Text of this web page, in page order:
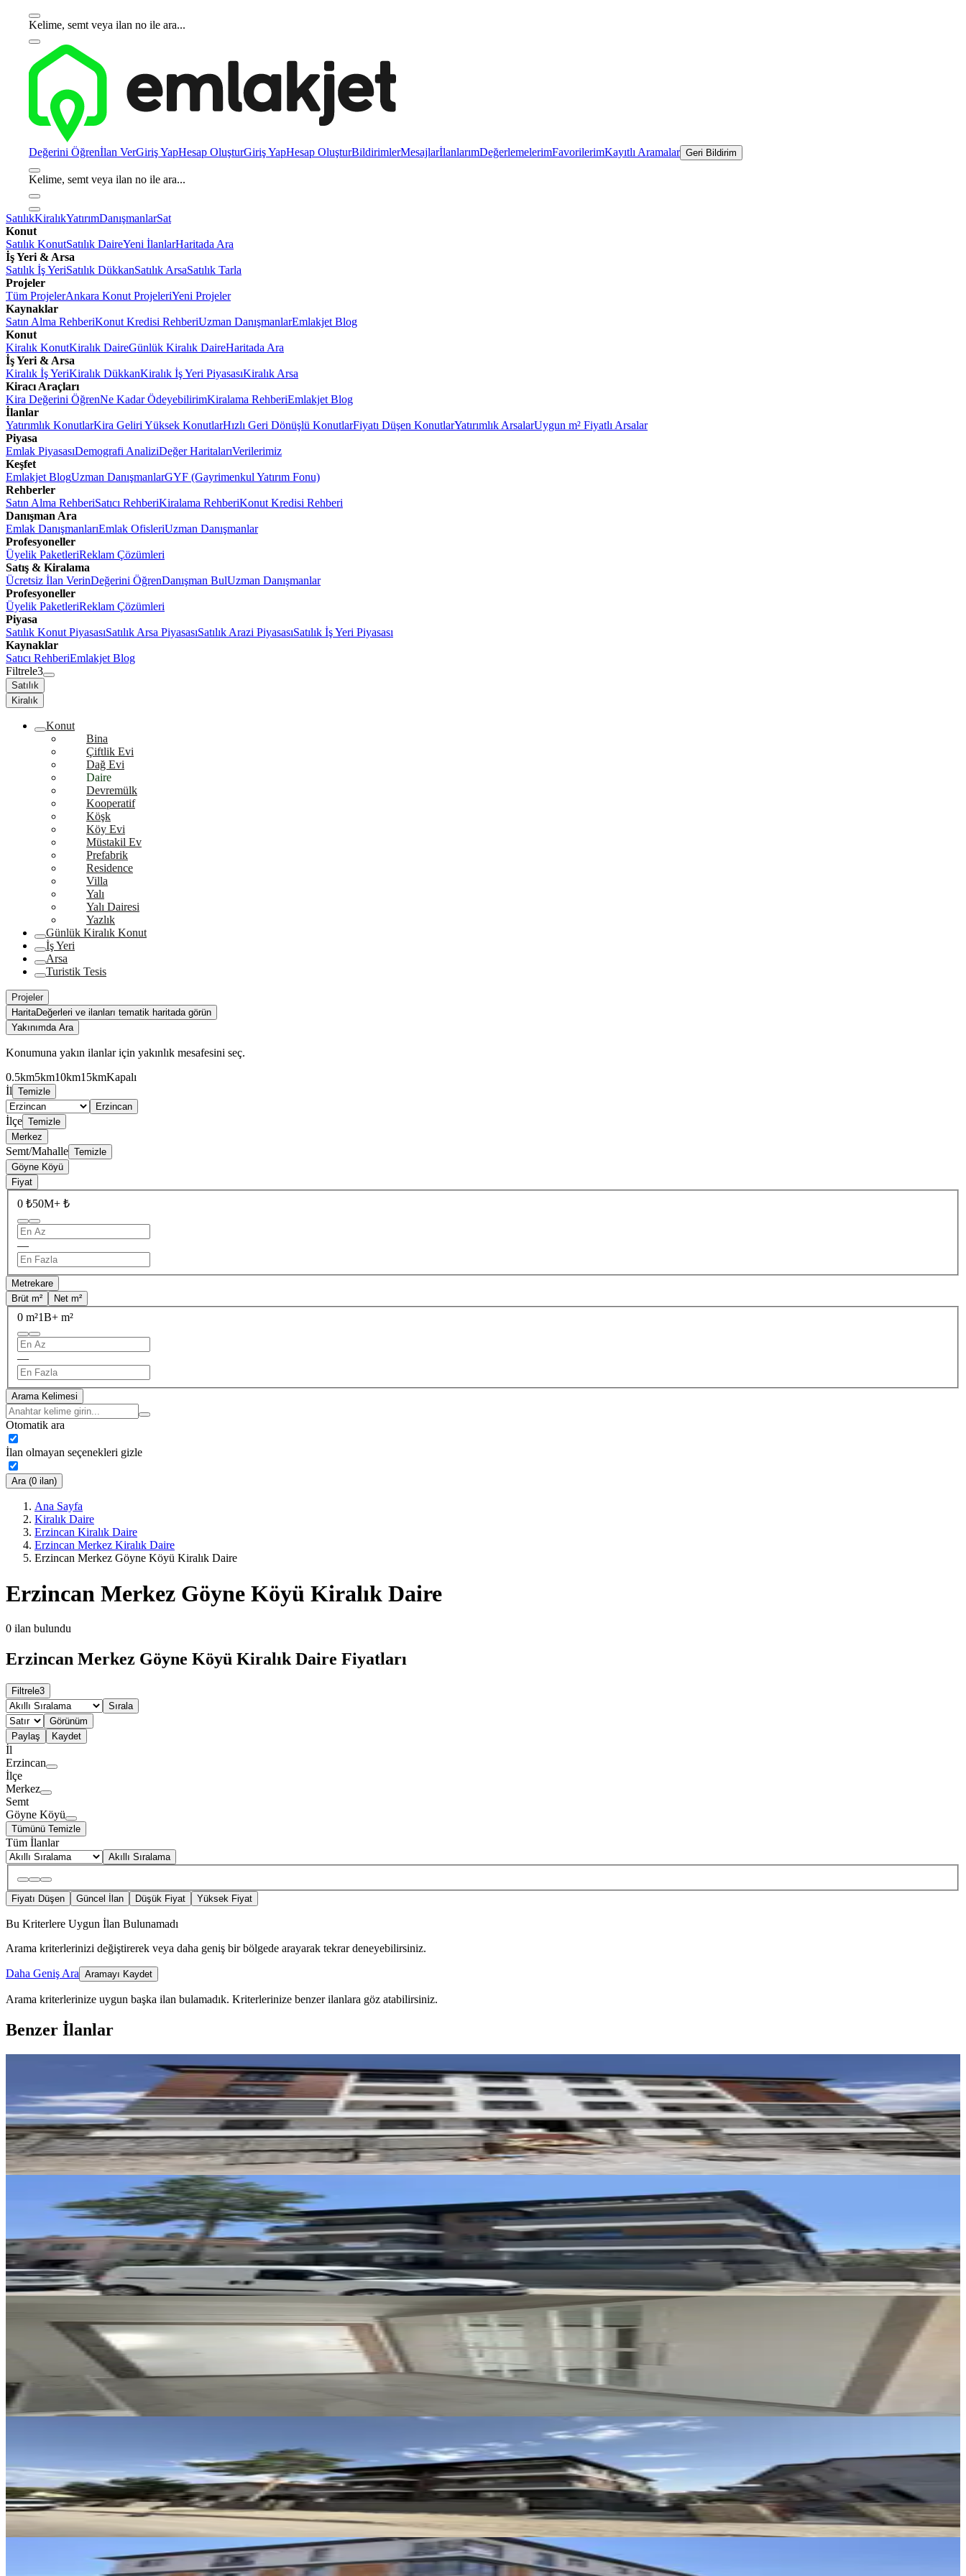
Kelime, semt veya ilan no ile ara...
Değerini Öğrenİlan VerGiriş YapHesap OluşturGiriş YapHesap OluşturBildirimlerMesajlarİlanlarımDeğerlemelerimFavorilerimKayıtlı Aramalar Geri Bildirim
Kelime, semt veya ilan no ile ara...
SatılıkKiralıkYatırımDanışmanlarSat
Konut
Satılık KonutSatılık DaireYeni İlanlarHaritada Ara
İş Yeri & Arsa
Satılık İş YeriSatılık DükkanSatılık ArsaSatılık Tarla
Projeler
Tüm ProjelerAnkara Konut ProjeleriYeni Projeler
Kaynaklar
Satın Alma RehberiKonut Kredisi RehberiUzman DanışmanlarEmlakjet Blog
Konut
Kiralık KonutKiralık DaireGünlük Kiralık DaireHaritada Ara
İş Yeri & Arsa
Kiralık İş YeriKiralık DükkanKiralık İş Yeri PiyasasıKiralık Arsa
Kiracı Araçları
Kira Değerini ÖğrenNe Kadar ÖdeyebilirimKiralama RehberiEmlakjet Blog
İlanlar
Yatırımlık KonutlarKira Geliri Yüksek KonutlarHızlı Geri Dönüşlü KonutlarFiyatı Düşen KonutlarYatırımlık ArsalarUygun m² Fiyatlı Arsalar
Piyasa
Emlak PiyasasıDemografi AnaliziDeğer HaritalarıVerilerimiz
Keşfet
Emlakjet BlogUzman DanışmanlarGYF (Gayrimenkul Yatırım Fonu)
Rehberler
Satın Alma RehberiSatıcı RehberiKiralama RehberiKonut Kredisi Rehberi
Danışman Ara
Emlak DanışmanlarıEmlak OfisleriUzman Danışmanlar
Profesyoneller
Üyelik PaketleriReklam Çözümleri
Satış & Kiralama
Ücretsiz İlan VerinDeğerini ÖğrenDanışman BulUzman Danışmanlar
Profesyoneller
Üyelik PaketleriReklam Çözümleri
Piyasa
Satılık Konut PiyasasıSatılık Arsa PiyasasıSatılık Arazi PiyasasıSatılık İş Yeri Piyasası
Kaynaklar
Satıcı RehberiEmlakjet Blog
Filtrele3
Satılık
Kiralık
Konut
Bina
Çiftlik Evi
Dağ Evi
Daire
Devremülk
Kooperatif
Köşk
Köy Evi
Müstakil Ev
Prefabrik
Residence
Villa
Yalı
Yalı Dairesi
Yazlık
Günlük Kiralık Konut
İş Yeri
Arsa
Turistik Tesis
Projeler
HaritaDeğerleri ve ilanları tematik haritada görün
Yakınımda Ara
Konumuna yakın ilanlar için yakınlık mesafesini seç.
0.5km5km10km15kmKapalı
İl Temizle
Erzincan
İlçe Temizle
Merkez
Semt/Mahalle Temizle
Göyne Köyü
Fiyat
0 ₺50M+ ₺
—
Metrekare
Brüt m²
Net m²
0 m²1B+ m²
—
Arama Kelimesi
Otomatik ara
İlan olmayan seçenekleri gizle
Ara (0 ilan)
Ana Sayfa
Kiralık Daire
Erzincan Kiralık Daire
Erzincan Merkez Kiralık Daire
Erzincan Merkez Göyne Köyü Kiralık Daire
Erzincan Merkez Göyne Köyü Kiralık Daire
0 ilan bulundu
Erzincan Merkez Göyne Köyü Kiralık Daire Fiyatları
Filtrele3
Sırala
Görünüm
Paylaş
Kaydet
İl
Erzincan
İlçe
Merkez
Semt
Göyne Köyü
Tümünü Temizle
Tüm İlanlar
Akıllı Sıralama
Fiyatı Düşen Güncel İlan Düşük Fiyat Yüksek Fiyat
Bu Kriterlere Uygun İlan Bulunamadı
Arama kriterlerinizi değiştirerek veya daha geniş bir bölgede arayarak tekrar deneyebilirsiniz.
Daha Geniş Ara Aramayı Kaydet
Arama kriterlerinize uygun başka ilan bulamadık. Kriterlerinize benzer ilanlara göz atabilirsiniz.
Benzer İlanlar
Remax Dem'den Cumhuriyet Mah. 2+1 Kiralık Daire
Merkez, Başbağlar Mahallesi
2+1·90 m²·1. Kat·04.08.2026
19.500 ₺
Ara
Remax Dem'den Halitpaşa Mah. 1+1 Kiralık Daire
Merkez, Halitpaşa Mahallesi
1+1·65 m²·2. Kat· 04.08.2026
16.500 ₺
4,5+1 Temiz Lüks Daire
Merkez, Demirkent Mahallesi
4.5+1·
Ayşe Uçar Özkan
Merkez, Halitpaşa Mahallesi
1+1· 50 m²·2. Kat·31.07.2026
23.000 ₺
Ara
Remax Dem'den İnönü Mah.yerden Isıtmalı Kiralık 2+0 Lüx Daireler